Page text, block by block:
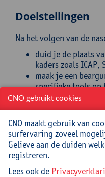
Doelstellingen
Na het volgen van de
duid je de plaats
kaders zoals ICAP,
maak je een
specifieke tools op
cognitieve
heb je zicht op
tools en herken je
klassiekers als
ontwerp je een
leeractiviteit die
eigen klaspraktijk.
CNO gebruikt cookies
CNO maakt gebruik van
surfervaring zoveel
Gelieve aan de duiden
registreren.
Lees ook de